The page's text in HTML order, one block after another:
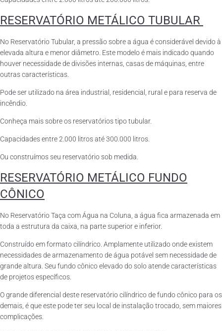
RESERVATÓRIO METÁLICO TUBULAR
No Reservatório Tubular, a pressão sobre a água é considerável devido à
elevada altura e menor diâmetro. Este modelo é mais indicado quando
houver necessidade de divisões internas, casas de máquinas, entre
outras características.
Pode ser utilizado na área industrial, residencial, rural e para reserva de
incêndio.
Conheça mais sobre os reservatórios tipo tubular.
Capacidades entre 2.000 litros até 300.000 litros.
Ou construímos seu reservatório sob medida.
RESERVATÓRIO METÁLICO FUNDO
CÔNICO
No Reservatório Taça com Água na Coluna, a água fica armazenada em
toda a estrutura da caixa, na parte superior e inferior.
Construído em formato cilíndrico. Amplamente utilizado onde existem
necessidades de armazenamento de água potável sem necessidade de
grande altura. Seu fundo cônico elevado do solo atende características
de projetos específicos.
O grande diferencial deste reservatório cilíndrico de fundo cônico para os
demais, é que este pode ter seu local de instalação trocado, sem maiores
complicações.